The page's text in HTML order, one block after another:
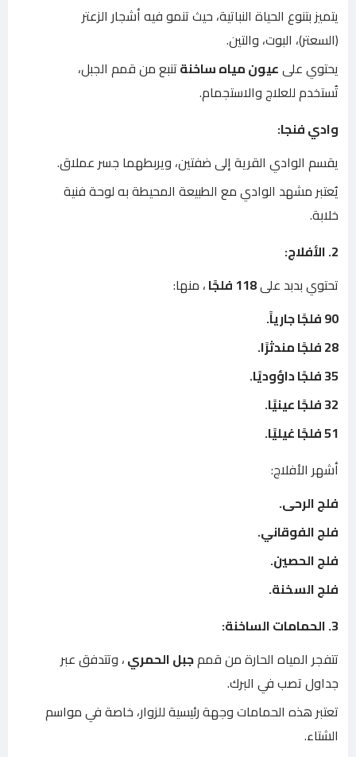
يتميز بتنوع الحياة النباتية، حيث تنمو فيه أشجار الزعتر
(السعتر)، البوت، والتين.
يحتوي علىعيون مياه ساخنةتنبع من قمم الجبل،
تُستخدم للعلاج والاستجمام.
وادي فنجا:
يقسم الوادي القرية إلى ضفتين، ويربطهما جسر عملاق.
يُعتبر مشهد الوادي مع الطبيعة المحيطة به لوحة فنية
خلابة.
2. الأفلاج:
تحتوي بدبد على118 فلجًا
، منها:
90 فلجًا جارياً.
28 فلجًا مندثرًا.
35 فلجًا داؤوديًا.
32 فلجًا عينيًا.
51 فلجًا غيليًا.
أشهر الأفلاج:
فلج الرحى.
فلج الفوقاني.
فلج الحصين.
فلج السخنة.
3. الحمامات الساخنة:
تتفجر المياه الحارة من قممجبل الحمري، وتتدفق عبر
جداول تصب في البرك.
تعتبر هذه الحمامات وجهة رئيسية للزوار، خاصة في مواسم
الشتاء.